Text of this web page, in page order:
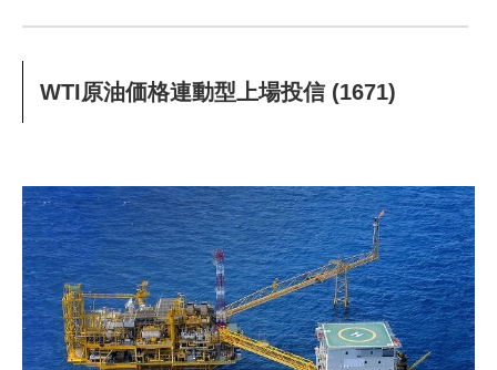
WTI原油価格連動型上場投信 (1671)